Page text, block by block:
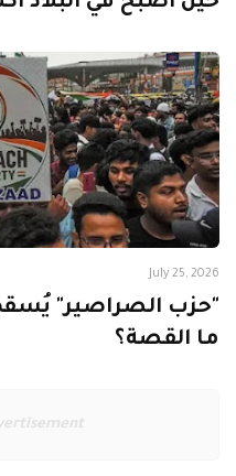
July 25, 2026
"حزب الصراصير" يُسقط
ما القصة؟